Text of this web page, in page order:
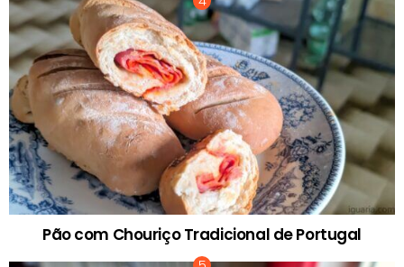
Pão com Chouriço Tradicional de Portugal